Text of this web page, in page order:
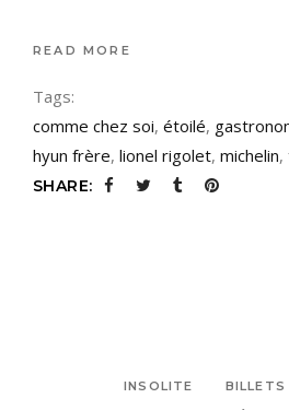
READ MORE
Tags:
comme chez soi, étoilé,
hyun frère, lionel rigolet, michelin,
SHARE:
INSOLITE
BILLETS